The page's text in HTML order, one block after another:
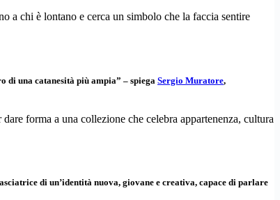
a chi è lontano e cerca un simbolo che la faccia sentire
di una catanesità più ampia” – spiega Sergio Muratore,
forma a una collezione che celebra appartenenza, cultura
di un’identità nuova, giovane e creativa, capace di parlare